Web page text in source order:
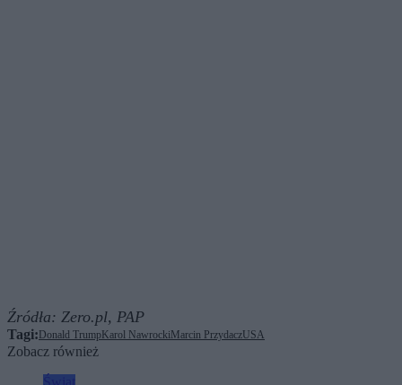
Źródła: Zero.pl, PAP
Tagi: Donald Trump Karol NawrockiMarcin PrzydaczUSA
Zobacz również